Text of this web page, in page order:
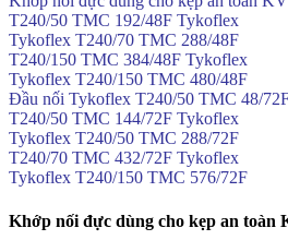
T240/50 TMC 192/48F Tykoflex
Tykoflex T240/70 TMC 288/48F
T240/150 TMC 384/48F Tykoflex
Tykoflex T240/150 TMC 480/48F
Đầu nối Tykoflex T240/50 TMC 48/
T240/50 TMC 144/72F Tykoflex
Tykoflex T240/50 TMC 288/72F
T240/70 TMC 432/72F Tykoflex
Tykoflex T240/150 TMC 576/72F
Khớp nối đực dùng cho kẹp an toàn